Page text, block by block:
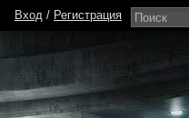
Вход / Регистрация